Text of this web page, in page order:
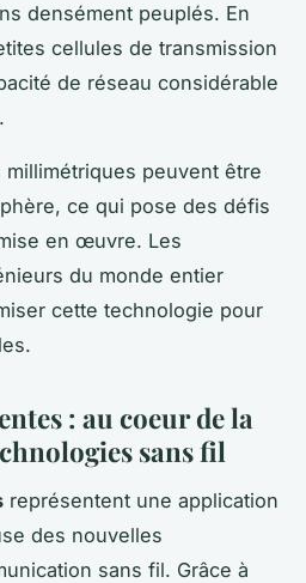
densément peuplés. En
cellules de transmission
de réseau considérable
peuvent être
ce qui pose des défis
en œuvre. Les
du monde entier
cette technologie pour
: au coeur de la
sans fil
représentent une application
des nouvelles
sans fil. Grâce à